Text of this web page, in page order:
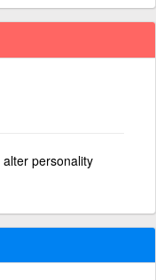
alter personality